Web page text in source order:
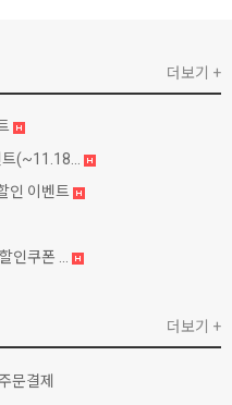
(~11.18...
인 이벤트
인쿠폰 ...
더보기 +
문결제
더보기 +